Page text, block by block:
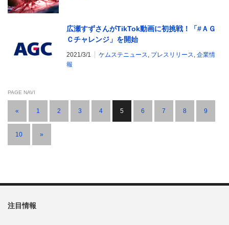
広瀬すずさんがTikTok動画に初挑戦！「#ＡＧ
Ｃチャレンジ」を開始
2021/3/1 ケムステニュース, プレスリリース, 企業情
報
PAGE NAVI
« 1 2 3 4 5 6 7 8 9
10 »
注目情報